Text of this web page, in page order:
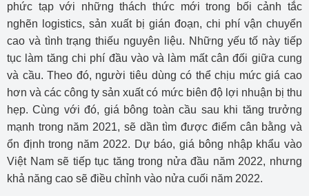
phức tạp với những thách thức mới trong bối cảnh tắc
nghẽn logistics, sản xuất bị gián đoạn, chi phí vận chuyển
cao và tình trạng thiếu nguyên liệu. Những yếu tố này tiếp
tục làm tăng chi phí đầu vào và làm mất cân đối giữa cung
và cầu. Theo đó, người tiêu dùng có thể chịu mức giá cao
hơn và các công ty sản xuất có mức biên độ lợi nhuận bị thu
hẹp. Cùng với đó, giá bông toàn cầu sau khi tăng trưởng
mạnh trong năm 2021, sẽ dần tìm được điểm cân bằng và
ổn định trong năm 2022. Dự báo, giá bông nhập khẩu vào
Việt Nam sẽ tiếp tục tăng trong nửa đầu năm 2022, nhưng
khả năng cao sẽ điều chỉnh vào nửa cuối năm 2022.